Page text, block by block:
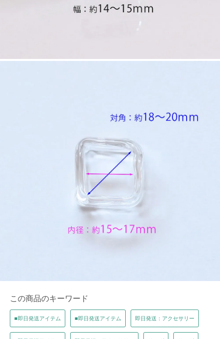
この商品のキーワード
■即日発送アイテム ■即日発送アイテム 即日発送：アクセサリー